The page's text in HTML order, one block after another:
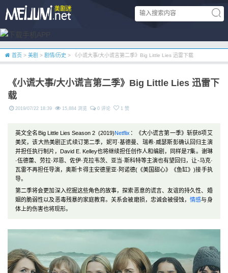
首页 > 美剧 > 剧情/历史 > 《小谎大事/大小谎言第二季》Big Little Lies 迅雷下载
《小谎大事/大小谎言第二季》Big Little Lies 迅雷下
载
2019/07/22 18:39 15,884 浏览 0 评论 1 赞
英文全名Big Little Lies Season 2 (2019)Netflix ：《大小谎言第一季》斩获8项艾
美奖，该大热美剧正式续订第二季，妮可·基德曼、瑞希·威瑟斯彭确认回归主演
并担任执行制片，David E. Kelley也将继续担任创作人和编剧，同样是7集。谢琳
·伍德蕾、劳拉·邓恩、佐伊·克拉韦茨、亚当·斯科特等主演也有望回归，让-马克·
瓦雷不再担任导演，奥斯卡得主安德里亚·阿诺德(《美国甜心》《鱼缸》)接手执
导。
第二季将会更加深入挖掘这些角色的故事，探索恶意的谎言、友谊的持久性、婚
姻的脆弱性以及恶毒残暴的家庭教育。关系会被磨损，忠诚会被侵蚀，情感与身
体上的伤害也将现形。